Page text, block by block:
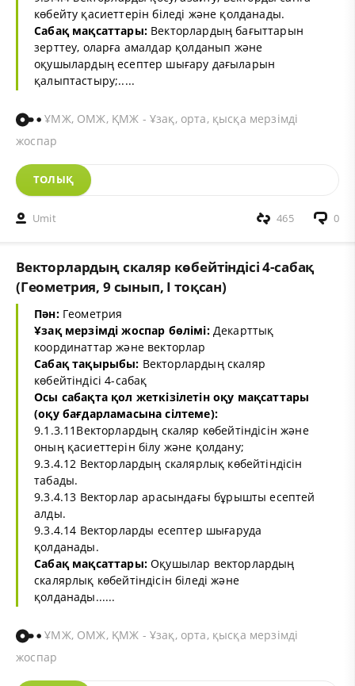
көбейту қасиеттерін біледі және қолданады.
Сабақ мақсаттары:Векторлардың бағыттарын
зерттеу, оларға амалдар қолданып және
оқушылардың есептер шығару дағыларын
қалыптастыру;.....
ҰМЖ, ОМЖ, ҚМЖ - Ұзақ, орта, қысқа мерзімді
жоспар
ТОЛЫҚ
Umit 0
465
Векторлардың скаляр көбейтіндісі 4-сабақ
(Геометрия, 9 сынып, I тоқсан)
Пән:Геометрия
Ұзақ мерзімді жоспар бөлімі:Декарттық
координаттар және векторлар
Сабақ тақырыбы: Векторлардың скаляр
көбейтіндісі 4-сабақ
Осы сабақта қол жеткізілетін оқу мақсаттары
(оқу бағдарламасына сілтеме):
9.1.3.11Векторлардың скаляр көбейтіндісін және
оның қасиеттерін білу және қолдану;
9.3.4.12 Векторлардың скалярлық көбейтіндісін
табады.
9.3.4.13 Векторлар арасындағы бұрышты есептей
алды.
9.3.4.14 Векторларды есептер шығаруда
қолданады.
Сабақ мақсаттары:Оқушылар векторлардың
скалярлық көбейтіндісін біледі және
қолданады......
ҰМЖ, ОМЖ, ҚМЖ - Ұзақ, орта, қысқа мерзімді
жоспар